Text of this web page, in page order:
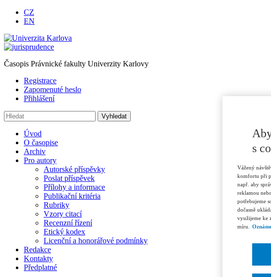
CZ
EN
Časopis Právnické fakulty Univerzity Karlovy
Registrace
Zapomenuté heslo
Přihlášení
Úvod
O časopise
Archiv
Pro autory
Autorské příspěvky
Poslat příspěvek
Přílohy a informace
Publikační kritéria
Rubriky
Vzory citací
Recenzní řízení
Etický kodex
Licenční a honorářové podmínky
Redakce
Kontakty
Předplatné
s
Vážený
komfortu při
např. aby
reklamou
potřebujeme
dočasně
využijeme ke
míru.